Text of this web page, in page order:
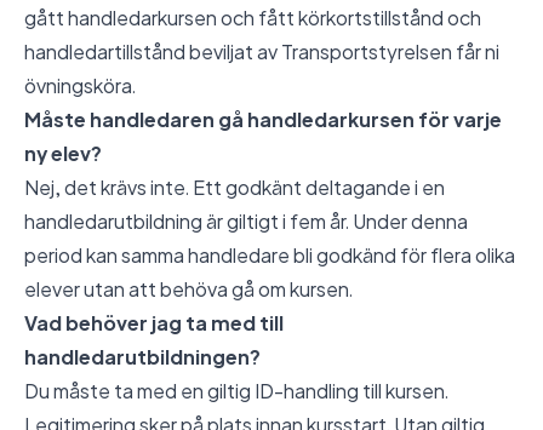
gått handledarkursen och fått körkortstillstånd och
handledartillstånd beviljat av Transportstyrelsen får ni
övningsköra.
Måste handledaren gå handledarkursen för varje
ny elev?
Nej, det krävs inte. Ett godkänt deltagande i en
handledarutbildning är giltigt i fem år. Under denna
period kan samma handledare bli godkänd för flera olika
elever utan att behöva gå om kursen.
Vad behöver jag ta med till
handledarutbildningen?
Du måste ta med en giltig ID-handling till kursen.
Legitimering sker på plats innan kursstart. Utan giltig